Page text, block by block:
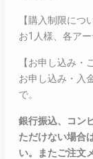
【購入制限につ
お1人様、各ア
【お申し込み・
お申し込み・入
で。
銀行振込、コン
ただけない場合
い。またご注文